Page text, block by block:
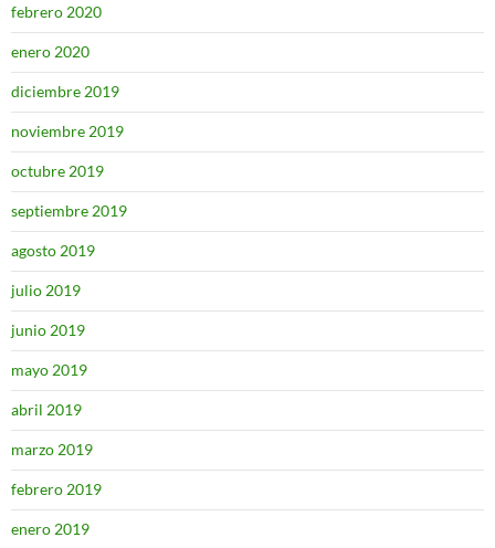
febrero 2020
enero 2020
diciembre 2019
noviembre 2019
octubre 2019
septiembre 2019
agosto 2019
julio 2019
junio 2019
mayo 2019
abril 2019
marzo 2019
febrero 2019
enero 2019